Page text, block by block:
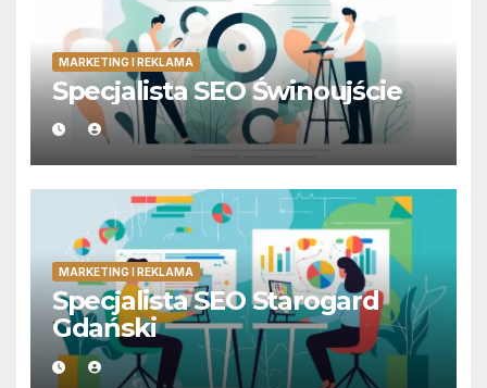
MARKETING I REKLAMA
Specjalista SEO Świnoujście
MARKETING I REKLAMA
Specjalista SEO Starogard
Gdański